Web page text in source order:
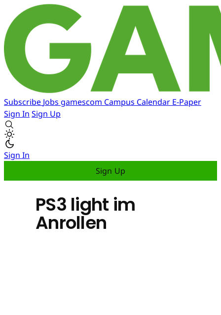
Subscribe Jobs gamescom Campus Calendar E-Paper
Sign In Sign Up
Sign In
Sign Up
PS3 light im
Anrollen